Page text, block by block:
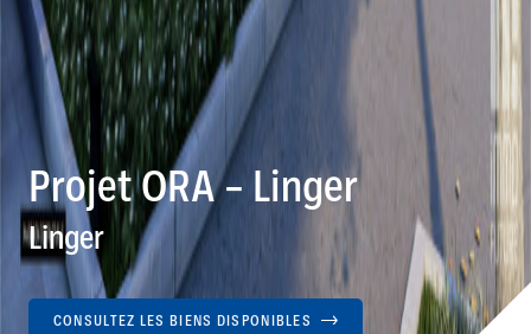
Projet ORA – Linger
Linger
CONSULTEZ LES BIENS DISPONIBLES